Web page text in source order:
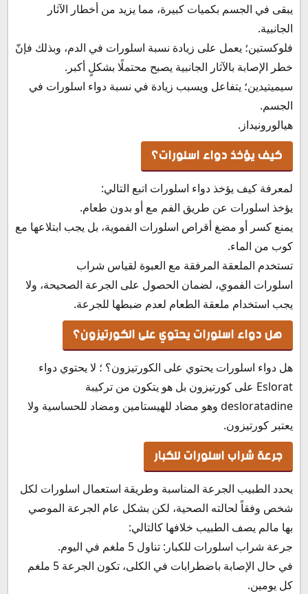
يبقى في الجسم بكميات كبيرة، مما يزيد من أخطار الآثار
الجانبية.
فلوكستين؛ يعمل على زيادة نسبة اسلورات في الدم، وبذلك فإنّ
خطر الإصابة بالآثار الجانبية يصبح محتملًا بشكلٍ أكبر.
سيميتيدين؛ يتفاعل ويسبب زيادة في نسبة دواء اسلورات في
الجسم.
هيالورونيداز.
كيف يؤخذ دواء اسلورات؟
لمعرفة كيف يؤخذ دواء اسلورات اتبع التالي:
يؤخذ اسلورات عن طريق الفم مع أو بدون طعام.
يمنع كسر أو مضغ أقراص اسلورات الفموية، بل يجب ابتلاعها مع
كوب من الماء.
تستخدم الملعقة المرفقة مع العبوة لقياس شراب
اسلورات الفموي، لضمان الحصول على الجرعة الصحيحة، ولا
يجب استخدام ملعقة الطعام لعدم ضبطها للجرعة.
هل دواء اسلورات يحتوي على الكورتيزون؟
هل دواء اسلورات يحتوي على الكورتيزون؟ ؛ لا يحتوي دواء
Eslorat على كورتيزون بل هو يتكون من تركيبة
desloratadine وهو مضاد للهيستامين ومضاد للحساسية ولا
يعتبر كورتيزون.
جرعة شراب اسلورات للكبار
يحدد الطبيب الجرعة المناسبة وطريقة استعمال اسلورات لكل
شخص وفقاً لحالته الصحية، لكن بشكل عام الجرعة الموصي
بها مالم يصف الطبيب خلافها كالتالي:
جرعة شراب اسلورات للكبار: تناول 5 ملغم في اليوم.
في حال الإصابة باضطرابات في الكلى، تكون الجرعة 5 ملغم
كل يومين.